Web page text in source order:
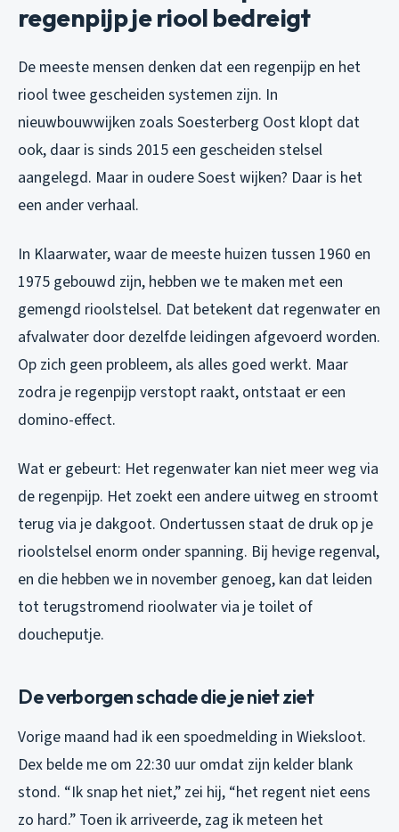
regenpijp je riool bedreigt
De meeste mensen denken dat een regenpijp en het
riool twee gescheiden systemen zijn. In
nieuwbouwwijken zoals Soesterberg Oost klopt dat
ook, daar is sinds 2015 een gescheiden stelsel
aangelegd. Maar in oudere Soest wijken? Daar is het
een ander verhaal.
In Klaarwater, waar de meeste huizen tussen 1960 en
1975 gebouwd zijn, hebben we te maken met een
gemengd rioolstelsel. Dat betekent dat regenwater en
afvalwater door dezelfde leidingen afgevoerd worden.
Op zich geen probleem, als alles goed werkt. Maar
zodra je regenpijp verstopt raakt, ontstaat er een
domino-effect.
Wat er gebeurt: Het regenwater kan niet meer weg via
de regenpijp. Het zoekt een andere uitweg en stroomt
terug via je dakgoot. Ondertussen staat de druk op je
rioolstelsel enorm onder spanning. Bij hevige regenval,
en die hebben we in november genoeg, kan dat leiden
tot terugstromend rioolwater via je toilet of
doucheputje.
De verborgen schade die je niet ziet
Vorige maand had ik een spoedmelding in Wieksloot.
Dex belde me om 22:30 uur omdat zijn kelder blank
stond. “Ik snap het niet,” zei hij, “het regent niet eens
zo hard.” Toen ik arriveerde, zag ik meteen het